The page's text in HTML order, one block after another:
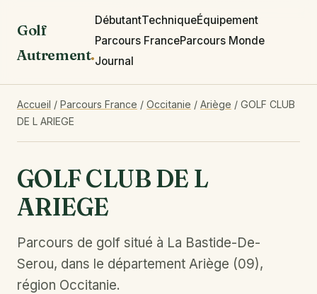
Golf
Autrement.
DébutantTechniqueÉquipement
Parcours FranceParcours Monde
Journal
Accueil / Parcours France / Occitanie / Ariège / GOLF CLUB
DE L ARIEGE
GOLF CLUB DE L
ARIEGE
Parcours de golf situé à La Bastide-De-
Serou, dans le département Ariège (09),
région Occitanie.